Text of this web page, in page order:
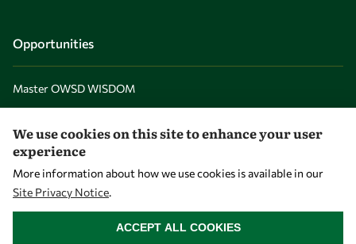
Opportunities
Master OWSD WISDOM
Early Career Fellowship
Events
We use cookies on this site to enhance your user
experience
More information about how we use cookies is available in our
Site Privacy Notice.
ACCEPT ALL COOKIES
WITHDRAW CONSENT